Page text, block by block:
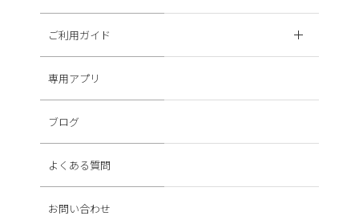
ご利用ガイド
専用アプリ
ブログ
よくある質問
お問い合わせ